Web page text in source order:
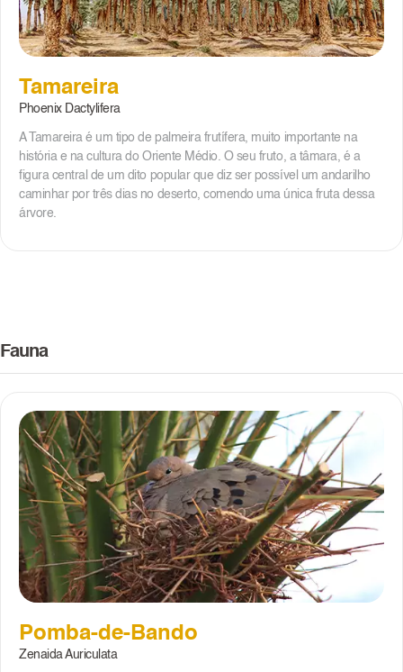
Tamareira
Phoenix Dactylifera
A Tamareira é um tipo de palmeira frutífera, muito importante na
história e na cultura do Oriente Médio. O seu fruto, a tâmara, é a
figura central de um dito popular que diz ser possível um andarilho
caminhar por três dias no deserto, comendo uma única fruta dessa
árvore.
Fauna
Pomba-de-Bando
Zenaida Auriculata